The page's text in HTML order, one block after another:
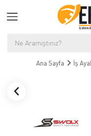
Ana Sayfa İş